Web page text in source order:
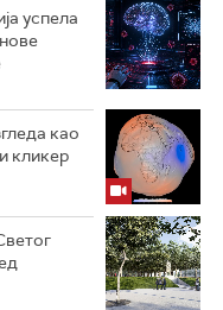
успела
као
кликер